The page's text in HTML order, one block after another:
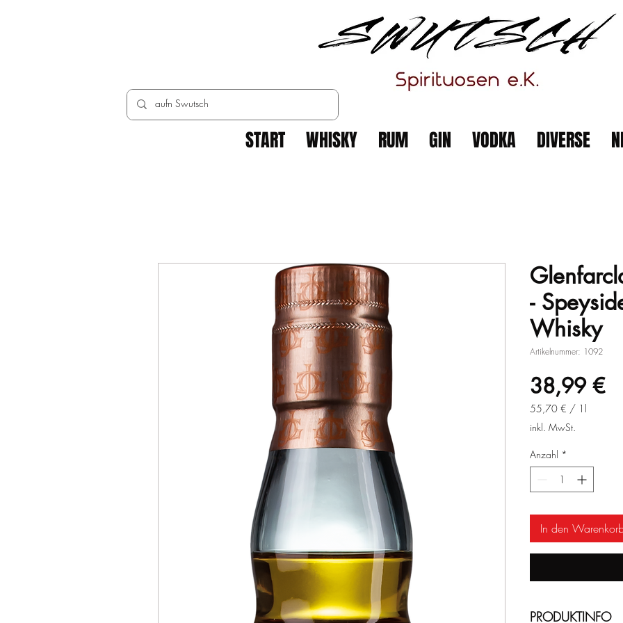
START WHISKY RUM GIN VODKA DIVERSE
-
Whisky
Artikelnummer: 1092
38,99 €
55,70 € / 1l
55,70 €
pro
1
Liter
inkl. MwSt.
Anzahl *
In den
PRODUKTINFO